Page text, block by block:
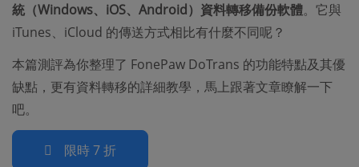
統（Windows、iOS、Android）資料轉移備份軟體。它與
iTunes、iCloud 的傳送方式相比有什麼不同呢？
本篇測評為你整理了 FonePaw DoTrans 的功能特點及其優
缺點，更有資料轉移的詳細教學，馬上跟著文章瞭解一下
吧。
限時 7 折